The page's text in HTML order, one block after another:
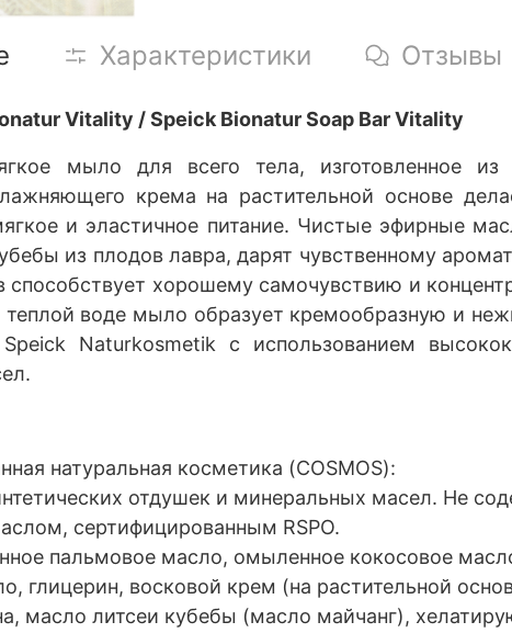
Характеристики Отзывы
Vitality / Speick Bionatur Soap Bar Vitality
мыло для всего тела, изготовленное
крема на растительной основе
и эластичное питание. Чистые эфирные
из плодов лавра, дарят чувственному
способствует хорошему самочувствию и
воде мыло образует кремообразную и
Naturkosmetik с использованием
натуральная косметика (COSMOS):
отдушек и минеральных масел. Не
сертифицированным RSPO.
пальмовое масло, омыленное кокосовое
глицерин, восковой крем (на растительной
масло литсеи кубебы (масло майчанг),